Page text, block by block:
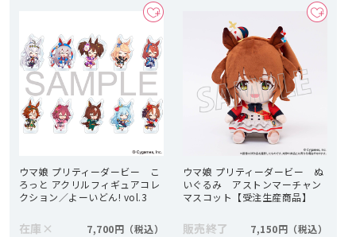
ウマ娘 プリティーダービー こ
ろっと アクリルフィギュアコレ
クション／よーいどん! vol.3
在庫 × 7,700円
ウマ娘 プリティーダービー ぬ
いぐるみ アストンマーチャン
マスコット【受注生産商品】
販売終了 7,150円